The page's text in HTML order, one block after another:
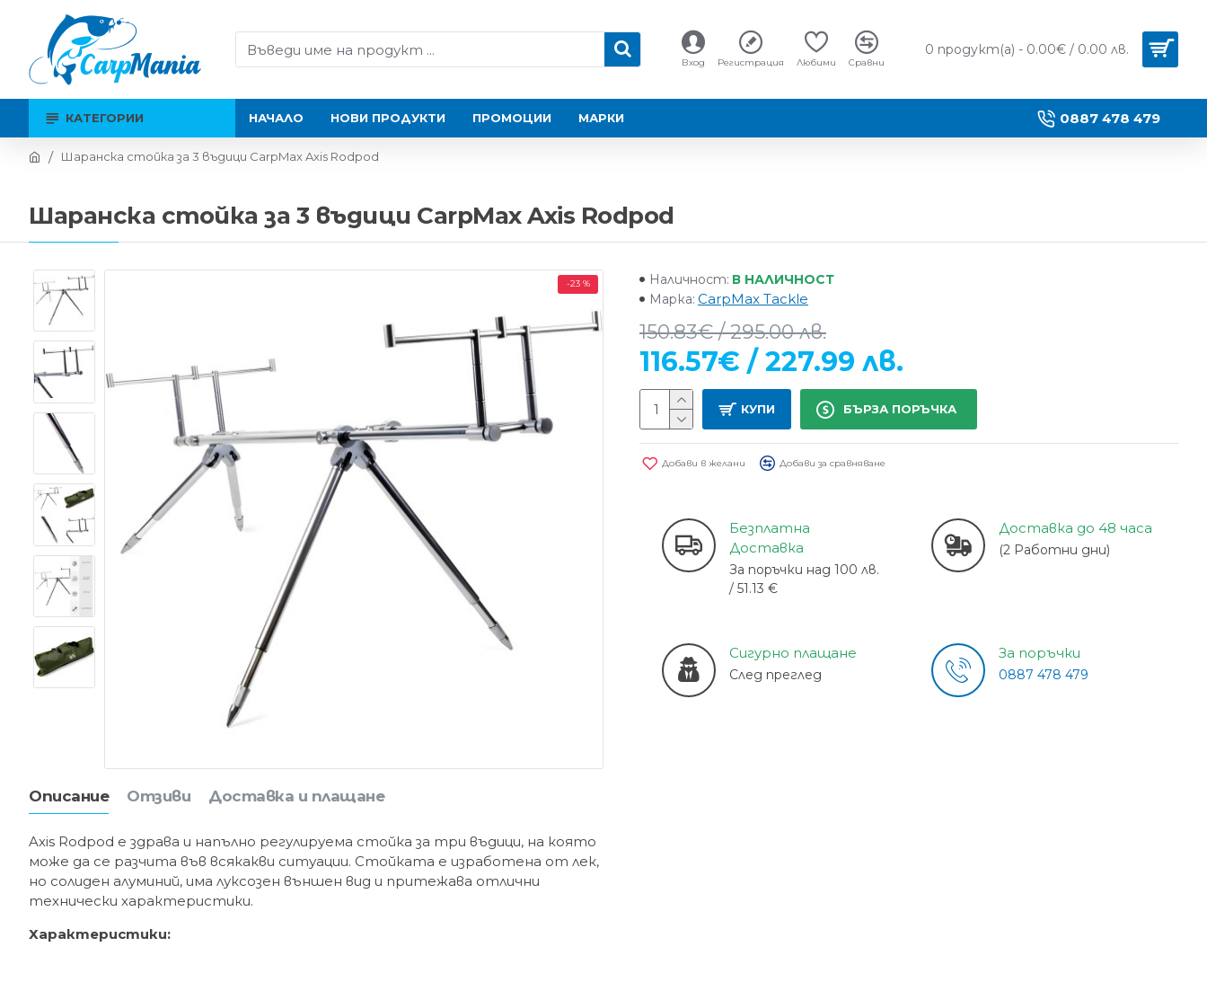
Вход Регистрация Любими Сравни
0 продукт(а) - 0.00€ / 0.00 лв.
КАТЕГОРИИ НАЧАЛО НОВИ ПРОДУКТИ ПРОМОЦИИ МАРКИ 0887 478 479
Шаранска стойка за 3 въдици CarpMax Axis Rodpod
Шаранска стойка за 3 въдици CarpMax Axis Rodpod
-23 %
Описание Отзиви Доставка и плащане
Axis Rodpod е здрава и напълно регулируема стойка за три въдици, на която
може да се разчита във всякакви ситуации. Стойката е изработена от лек,
но солиден алуминий, има луксозен външен вид и притежава отлични
технически характеристики.
Характеристики:
Наличност: В НАЛИЧНОСТ
Марка: CarpMax Tackle
116.57€ / 227.99 лв.
150.83€ / 295.00 лв.
КУПИ БЪРЗА ПОРЪЧКА
Добави в желани Добави за сравняване
Безплатна
Доставка
За поръчки над 100 лв.
/ 51.13 €
Доставка до 48 часа
(2 Работни дни)
Сигурно плащане
След преглед
За поръчки
0887 478 479